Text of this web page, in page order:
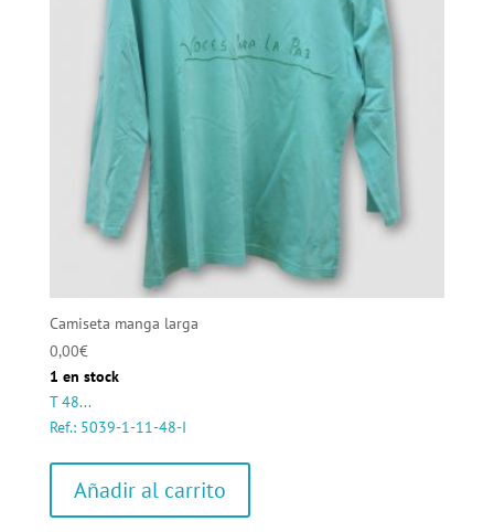
Camiseta manga larga
0,00€
1 en stock
T 48...
Ref.: 5039-1-11-48-I
Añadir al carrito